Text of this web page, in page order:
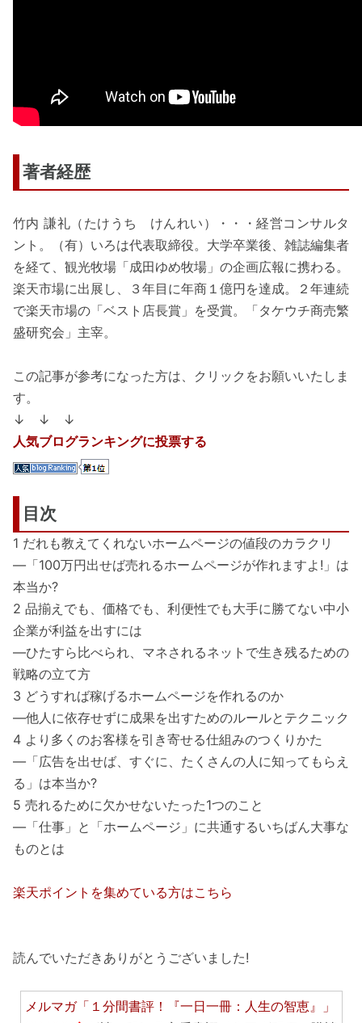
著者経歴
竹内 謙礼（たけうち けんれい）・・・経営コンサルタ
ント。（有）いろは代表取締役。大学卒業後、雑誌編集者
を経て、観光牧場「成田ゆめ牧場」の企画広報に携わる。
楽天市場に出展し、３年目に年商１億円を達成。２年連続
で楽天市場の「ベスト店長賞」を受賞。「タケウチ商売繁
盛研究会」主宰。
この記事が参考になった方は、クリックをお願いいたしま
す。
↓ ↓ ↓
人気ブログランキングに投票する
目次
1 だれも教えてくれないホームページの値段のカラクリ
―「100万円出せば売れるホームページが作れますよ!」は
本当か?
2 品揃えでも、価格でも、利便性でも大手に勝てない中小
企業が利益を出すには
―ひたすら比べられ、マネされるネットで生き残るための
戦略の立て方
3 どうすれば稼げるホームページを作れるのか
―他人に依存せずに成果を出すためのルールとテクニック
4 より多くのお客様を引き寄せる仕組みのつくりかた
―「広告を出せば、すぐに、たくさんの人に知ってもらえ
る」は本当か?
5 売れるために欠かせないたった1つのこと
―「仕事」と「ホームページ」に共通するいちばん大事な
ものとは
楽天ポイントを集めている方はこちら
読んでいただきありがとうございました!
メルマガ「１分間書評！『一日一冊：人生の智恵』」